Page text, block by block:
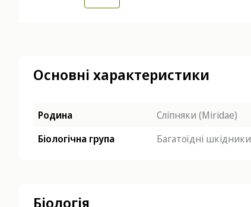
Основні характеристики
Родина
Сліпняки (Miridae)
Біологічна група
Багатоїдні шкідники
Біологія